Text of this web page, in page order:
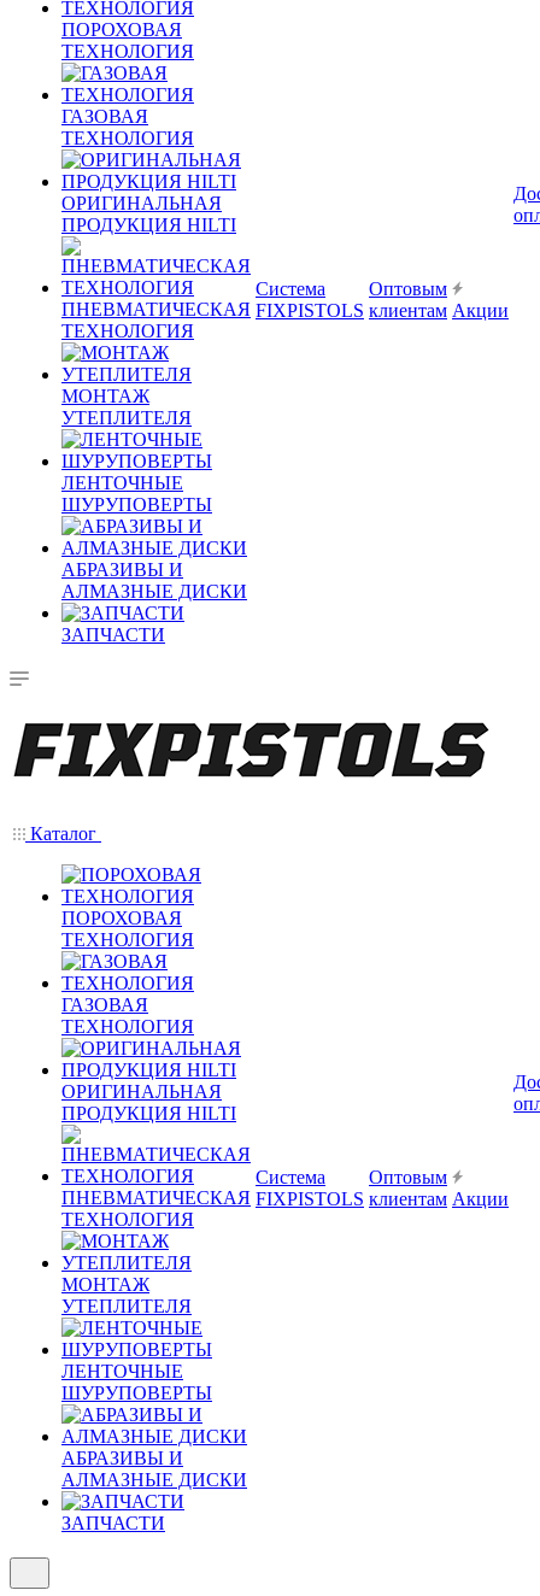
ПОРОХОВАЯ
ТЕХНОЛОГИЯ
ГАЗОВАЯ
ТЕХНОЛОГИЯ
ОРИГИНАЛЬНАЯ
ПРОДУКЦИЯ HILTI
ПНЕВМАТИЧЕСКАЯ
ТЕХНОЛОГИЯ
МОНТАЖ
УТЕПЛИТЕЛЯ
ЛЕНТОЧНЫЕ
ШУРУПОВЕРТЫ
АБРАЗИВЫ И
АЛМАЗНЫЕ ДИСКИ
ЗАПЧАСТИ
Система
FIXPISTOLS
Оптовым
клиентам Акции
Каталог
ПОРОХОВАЯ
ТЕХНОЛОГИЯ
ГАЗОВАЯ
ТЕХНОЛОГИЯ
ОРИГИНАЛЬНАЯ
ПРОДУКЦИЯ HILTI
ПНЕВМАТИЧЕСКАЯ
ТЕХНОЛОГИЯ
МОНТАЖ
УТЕПЛИТЕЛЯ
ЛЕНТОЧНЫЕ
ШУРУПОВЕРТЫ
АБРАЗИВЫ И
АЛМАЗНЫЕ ДИСКИ
ЗАПЧАСТИ
Система
FIXPISTOLS
Оптовым
клиентам Акции